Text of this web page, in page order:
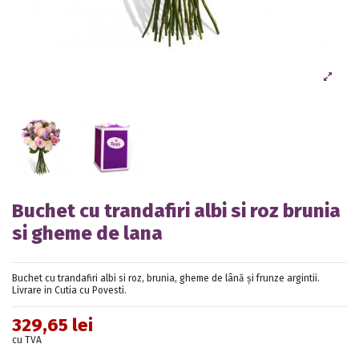
Buchet cu trandafiri albi si roz brunia
si gheme de lana
Buchet cu trandafiri albi si roz, brunia, gheme de lână și frunze argintii.
Livrare in Cutia cu Povesti.
329,65 lei
cu TVA